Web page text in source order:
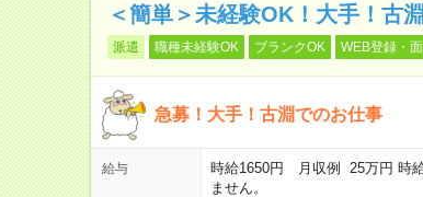
＜簡単＞未経験OK！大手！古
派遣 職種未経験OK ブランクOK WEB登録・
急募！大手！古淵でのお仕事
給与
時給1650円 月収例 25万円 時
ません。